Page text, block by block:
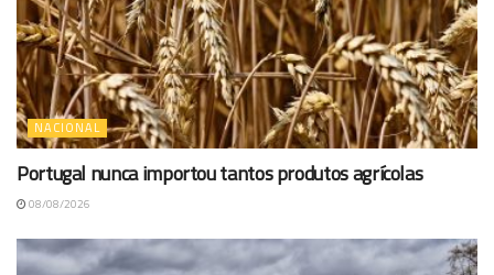
NACIONAL
Portugal nunca importou tantos produtos agrícolas
08/08/2026